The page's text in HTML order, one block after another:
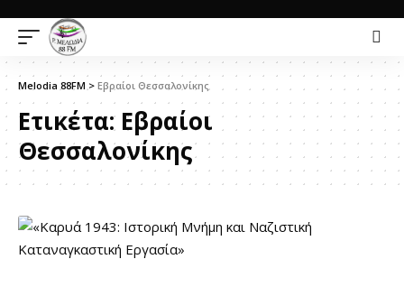
Melodia 88FM > Εβραίοι Θεσσαλονίκης
Ετικέτα: Εβραίοι
Θεσσαλονίκης